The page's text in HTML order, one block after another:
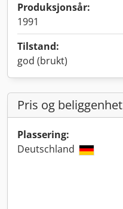
Produksjonsår:
1991
Tilstand:
god (brukt)
Pris og beliggenhet
Plassering:
Deutschland